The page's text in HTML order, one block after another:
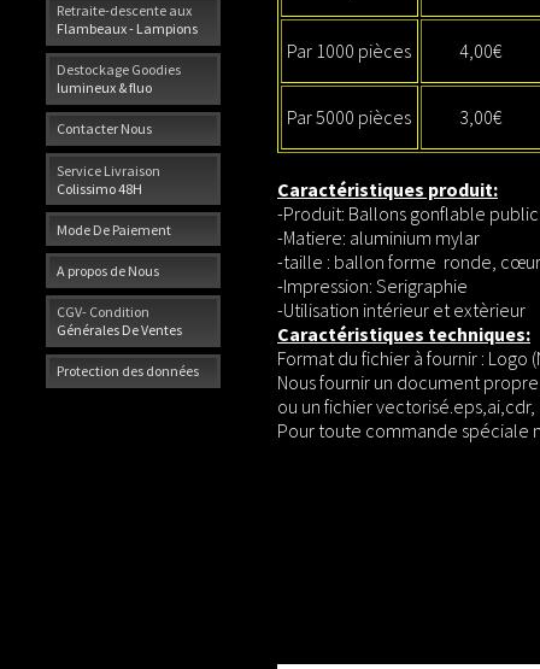
Retraite-descente aux
Flambeaux - Lampions
Destockage Goodies
lumineux & fluo
Contacter Nous
Service Livraison
Colissimo 48H
Mode De Paiement
A propos de Nous
CGV- Condition
Générales De Ventes
Protection des données
Par 1000 pièces 4,00€
Par 5000 pièces 3,00€
Caractéristiques produit:
-Produit: Ballons gonflable
-Matiere: aluminium mylar
-taille : ballon forme ronde,
-Impression: Serigraphie
-Utilisation intérieur et extèrieur
Caractéristiques techniques:
Format du fichier à fournir :
Nous fournir un document
ou un fichier
Pour toute commande spéciale